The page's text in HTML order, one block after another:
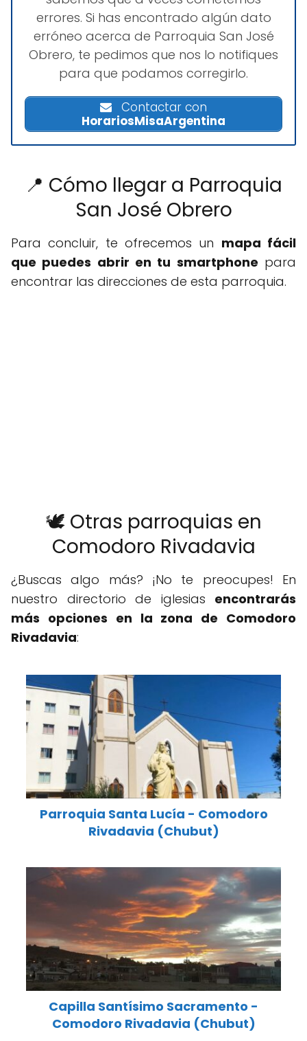
errores. Si has encontrado algún dato
erróneo acerca de Parroquia San José
Obrero, te pedimos que nos lo notifiques
para que podamos corregirlo.
Contactar con
HorariosMisaArgentina
📍 Cómo llegar a Parroquia
San José Obrero
Para concluir, te ofrecemos un mapa fácil
que puedes abrir en tu smartphone para
encontrar las direcciones de esta parroquia.
🕊️ Otras parroquias en
Comodoro Rivadavia
¿Buscas algo más? ¡No te preocupes! En
nuestro directorio de iglesias encontrarás
más opciones en la zona de Comodoro
Rivadavia:
Parroquia Santa Lucía - Comodoro
Rivadavia (Chubut)
Capilla Santísimo Sacramento -
Comodoro Rivadavia (Chubut)